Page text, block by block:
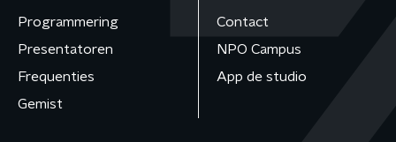
Programmering
Presentatoren
Frequenties
Gemist
Contact
NPO Campus
App de studio